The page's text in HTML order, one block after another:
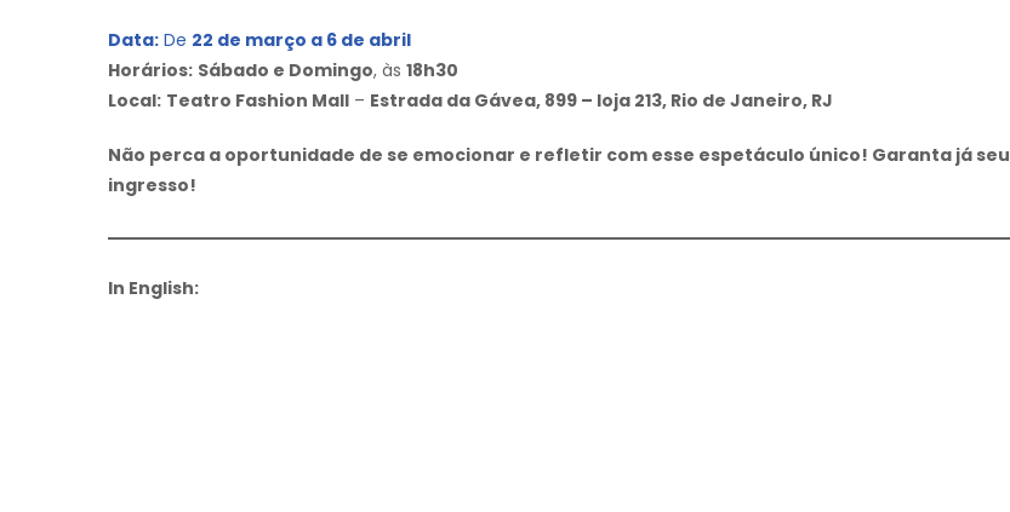
Data: De 22 de março a 6 de abril
Horários: Sábado e Domingo, às 18h30
Local: Teatro Fashion Mall – Estrada da Gávea, 899 – loja 213, Rio de Janeiro, RJ
Não perca a oportunidade de se emocionar e refletir com esse espetáculo único! Garanta já seu
ingresso!
In English: